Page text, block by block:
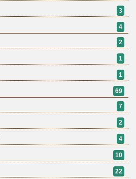
3
4
2
1
1
69
7
2
4
10
22